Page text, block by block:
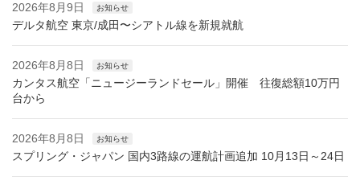
2026年8月9日 お知らせ
デルタ航空 東京/成田〜シアトル線を新規就航
2026年8月8日 お知らせ
カンタス航空「ニュージーランドセール」開催 往復総額10万円
台から
2026年8月8日 お知らせ
スプリング・ジャパン 国内3路線の運航計画追加 10月13日～24日